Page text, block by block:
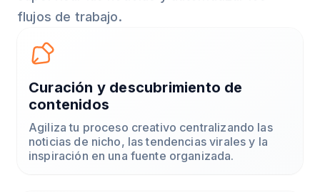
flujos de trabajo.
Curación y descubrimiento de
contenidos
Agiliza tu proceso creativo centralizando las
noticias de nicho, las tendencias virales y la
inspiración en una fuente organizada.